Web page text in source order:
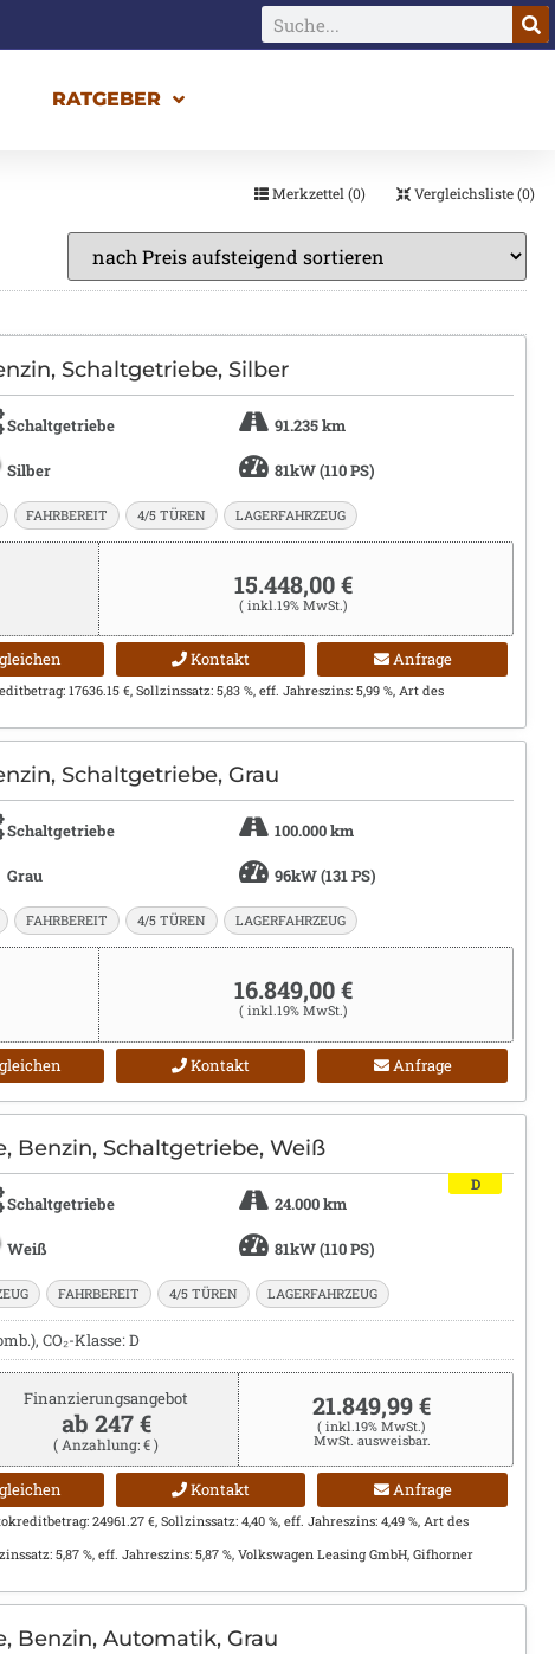
RATGEBER
Merkzettel (0) Vergleichsliste (0)
Schaltgetriebe, Silber
Schaltgetriebe 91.235 km
Silber 81kW (110 PS)
FAHRBEREIT 4/5 TÜREN LAGERFAHRZEUG
15.448,00 €
( inkl.19% MwSt.)
Kontakt Anfrage
17636.15 €, Sollzinssatz: 5,83 %, eff. Jahreszins: 5,99 %, Art des
Schaltgetriebe, Grau
Schaltgetriebe 100.000 km
Grau 96kW (131 PS)
FAHRBEREIT 4/5 TÜREN LAGERFAHRZEUG
16.849,00 €
( inkl.19% MwSt.)
Kontakt Anfrage
Benzin, Schaltgetriebe, Weiß
Schaltgetriebe 24.000 km
Weiß 81kW (110 PS)
D
FAHRBEREIT 4/5 TÜREN LAGERFAHRZEUG
CO₂-Klasse: D
Finanzierungsangebot
ab 247 €
( Anzahlung: € )
21.849,99 €
( inkl.19% MwSt.)
MwSt. ausweisbar.
Kontakt Anfrage
24961.27 €, Sollzinssatz: 4,40 %, eff. Jahreszins: 4,49 %, Art des
5,87 %, eff. Jahreszins: 5,87 %, Volkswagen Leasing GmbH, Gifhorner
Benzin, Automatik, Grau